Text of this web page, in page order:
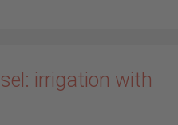
irrigation with